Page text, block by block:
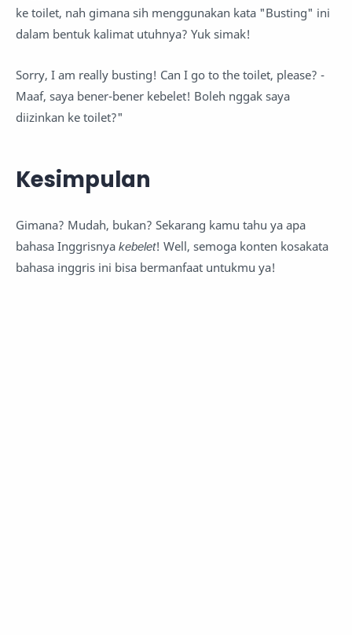
ke toilet, nah gimana sih menggunakan kata "Busting" ini
dalam bentuk kalimat utuhnya? Yuk simak!
Sorry, I am really busting! Can I go to the toilet, please? -
Maaf, saya bener-bener kebelet! Boleh nggak saya
diizinkan ke toilet?"
Kesimpulan
Gimana? Mudah, bukan? Sekarang kamu tahu ya apa
bahasa Inggrisnya kebelet! Well, semoga konten kosakata
bahasa inggris ini bisa bermanfaat untukmu ya!